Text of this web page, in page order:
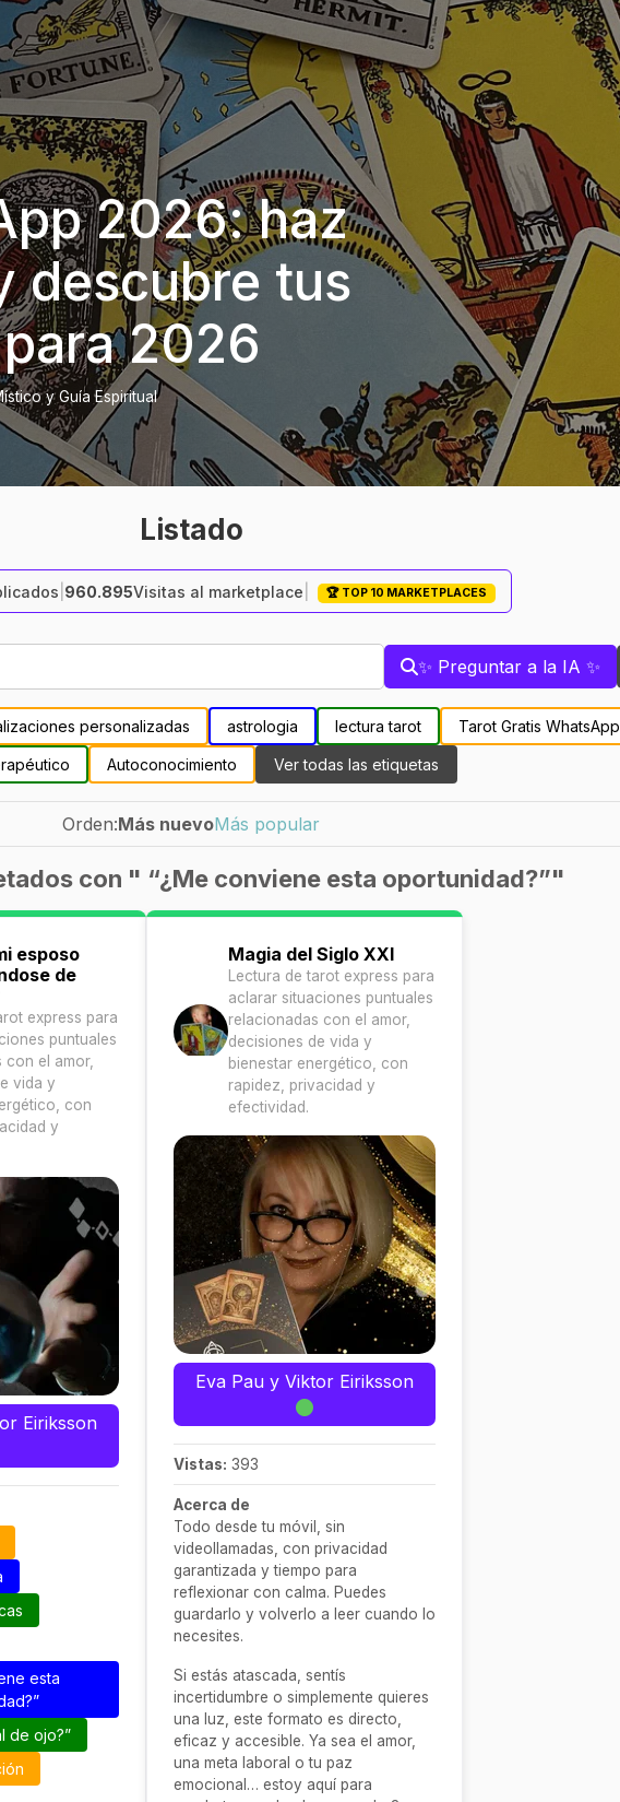
2026: haz
descubre tus
2026
y Guía Espiritual
Listado
960.895Visitas al marketplace 🏆 TOP 10 MARKETPLACES
✨ Preguntar a la IA ✨
personalizadas astrologia lectura tarot Tarot Gratis WhatsApp
Autoconocimiento Ver todas las etiquetas
Orden:Más nuevoMás popular
con " “¿Me conviene esta oportunidad?”"
esposo
de
express para
puntuales
con el amor,
vida y
con
y
Eiriksson
esta
de ojo?”
Magia del Siglo XXI
Lectura de tarot express para
aclarar situaciones puntuales
relacionadas con el amor,
decisiones de vida y
bienestar energético, con
rapidez, privacidad y
efectividad.
Eva Pau y Viktor Eiriksson
Vistas: 393
Acerca de
Todo desde tu móvil, sin
videollamadas, con privacidad
garantizada y tiempo para
reflexionar con calma. Puedes
guardarlo y volverlo a leer cuando lo
necesites.
Si estás atascada, sentís
incertidumbre o simplemente quieres
una luz, este formato es directo,
eficaz y accesible. Ya sea el amor,
una meta laboral o tu paz
emocional… estoy aquí para